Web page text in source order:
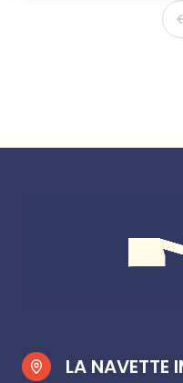
LA NAVETTE